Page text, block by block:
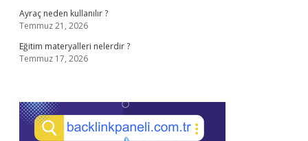
Ayraç neden kullanılır ?
Temmuz 21, 2026
Eğitim materyalleri nelerdir ?
Temmuz 17, 2026